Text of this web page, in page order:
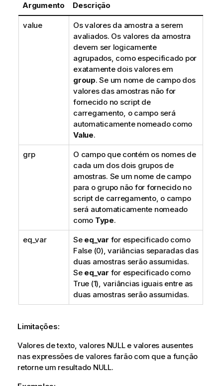
Argumento Descrição
value
Os valores da amostra a serem
avaliados. Os valores da amostra
devem ser logicamente
agrupados, como especificado por
exatamente dois valores em
group. Se um nome de campo dos
valores das amostras não for
fornecido no script de
carregamento, o campo será
automaticamente nomeado como
Value.
grp
O campo que contém os nomes de
cada um dos dois grupos de
amostras. Se um nome de campo
para o grupo não for fornecido no
script de carregamento, o campo
será automaticamente nomeado
como Type.
eq_var Se eq_var for especificado como
False(0), variâncias separadas das
duas amostras serão assumidas.
Se eq_var for especificado como
True (1), variâncias iguais entre as
duas amostras serão assumidas.
Limitações:
Valores de texto, valores NULLe valores ausentes
nas expressões de valores farão com que a função
retorne um resultado NULL.